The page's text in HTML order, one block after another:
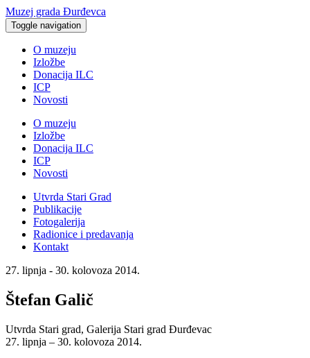
Muzej grada Đurđevca
Toggle navigation
O muzeju
Izložbe
Donacija ILC
ICP
Novosti
O muzeju
Izložbe
Donacija ILC
ICP
Novosti
Utvrda Stari Grad
Publikacije
Fotogalerija
Radionice i predavanja
Kontakt
27. lipnja - 30. kolovoza 2014.
Štefan Galič
Utvrda Stari grad, Galerija Stari grad Đurđevac
27. lipnja – 30. kolovoza 2014.